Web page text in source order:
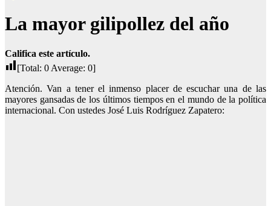
La mayor gilipollez del año
Califica este artículo.
[Total: 0 Average: 0]
Atención. Van a tener el inmenso placer de escuchar una de las
mayores gansadas de los últimos tiempos en el mundo de la política
internacional. Con ustedes José Luis Rodríguez Zapatero: